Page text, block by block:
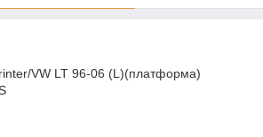
VW LT 96-06 (L)(платформа)